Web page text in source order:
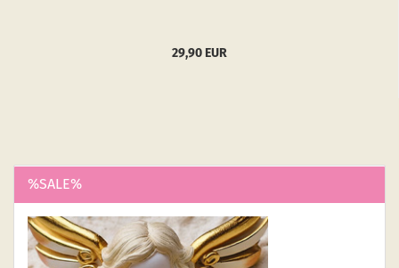
29,90 EUR
%SALE%